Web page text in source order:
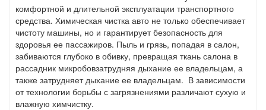
комфортной и длительной эксплуатации транспортного
средства. Химическая чистка авто не только обеспечивает
чистоту машины, но и гарантирует безопасность для
здоровья ее пассажиров. Пыль и грязь, попадая в салон,
забиваются глубоко в обивку, превращая ткань салона в
рассадник микробовзатрудняя дыхание ее владельцам, а
также затрудняет дыхание ее владельцам. В зависимости
от технологии борьбы с загрязнениями различают сухую и
влажную химчистку.